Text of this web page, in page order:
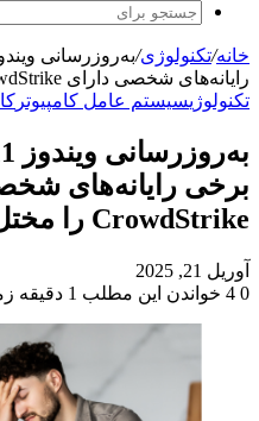
پوسته
خانه/تکنولوژی/
رایانه‌های شخصی دارای CrowdStrike را مختل می‌کند.
تکنولوژیسیستم عامل کامپیوتر
برخی رایانه‌های
CrowdStrike را مختل می‌کند.
آوریل 21, 2025
0
خواندن این مطلب 1 دقیقه زمان میبرد